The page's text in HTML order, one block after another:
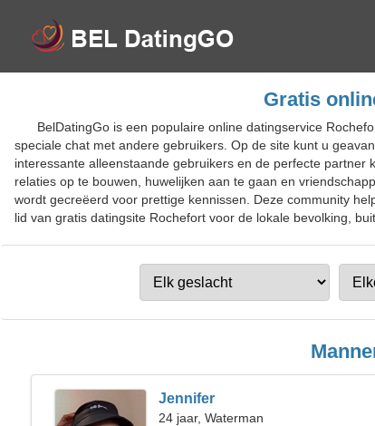
Gratis
BelDatingGo is een populaire online datingservice
speciale chat met andere gebruikers. Op de site kunt u
interessante alleenstaande gebruikers en de perfecte
relaties op te bouwen, huwelijken aan te gaan en
wordt gecreëerd voor prettige kennissen. Deze community
lid van gratis datingsite Rochefort voor de lokale bevolking,
Jennifer
24 jaar, Waterman